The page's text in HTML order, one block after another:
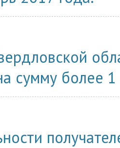
сумму более